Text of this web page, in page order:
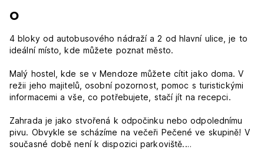
O
4 bloky od autobusového nádraží a 2 od hlavní ulice, je to
ideální místo, kde můžete poznat město.
Malý hostel, kde se v Mendoze můžete cítit jako doma. V
režii jeho majitelů, osobní pozornost, pomoc s turistickými
informacemi a vše, co potřebujete, stačí jít na recepci.
Zahrada je jako stvořená k odpočinku nebo odpolednímu
pivu. Obvykle se scházíme na večeři Pečené ve skupině! V
současné době není k dispozici parkoviště.